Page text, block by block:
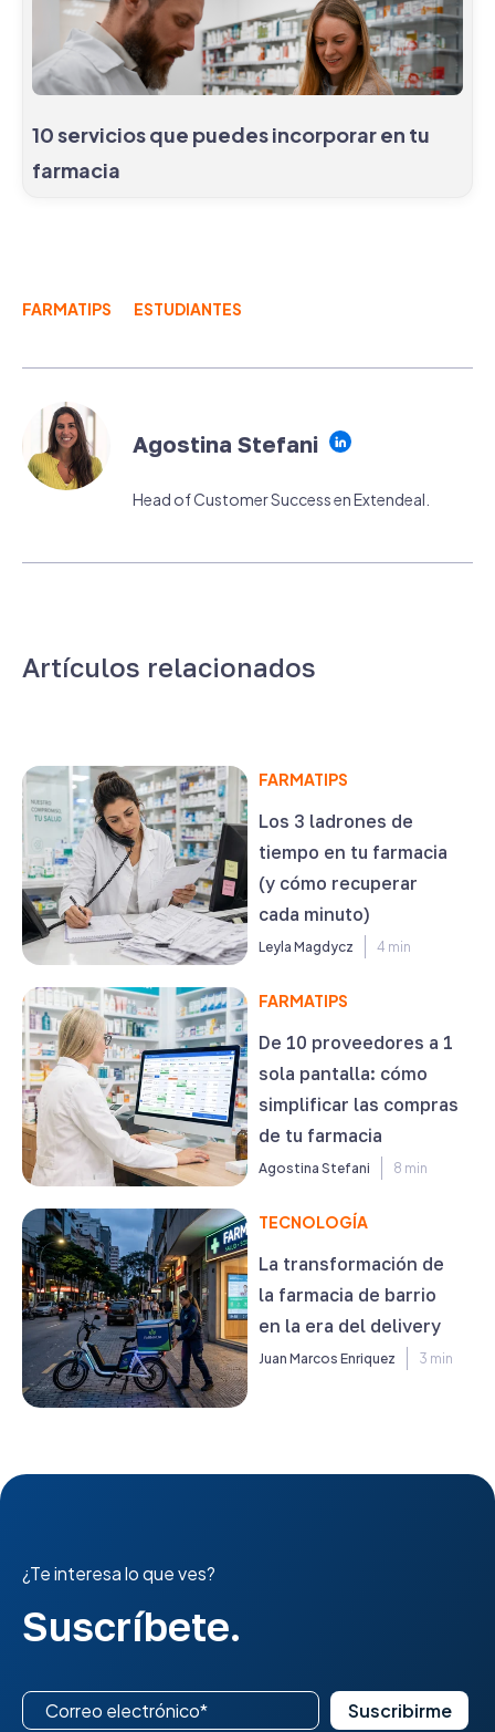
10 servicios que puedes incorporar en tu
farmacia
FARMATIPS ESTUDIANTES
Agostina Stefani
Head of Customer Success en Extendeal.
Artículos relacionados
FARMATIPS
Los 3 ladrones de
tiempo en tu farmacia
(y cómo recuperar
cada minuto)
Leyla Magdycz 4 min
FARMATIPS
De 10 proveedores a 1
sola pantalla: cómo
simplificar las compras
de tu farmacia
Agostina Stefani 8 min
TECNOLOGÍA
La transformación de
la farmacia de barrio
en la era del delivery
Juan Marcos Enriquez 3 min
¿Te interesa lo que ves?
Suscríbete.